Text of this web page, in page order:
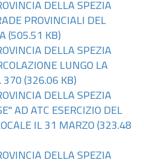
DELLA SPEZIA
PROVINCIALI DEL
(505.51 KB)
DELLA SPEZIA
LUNGO LA
370 (326.06 KB)
DELLA SPEZIA
AD ATC ESERCIZIO DEL
IL 31 MARZO (323.48
DELLA SPEZIA